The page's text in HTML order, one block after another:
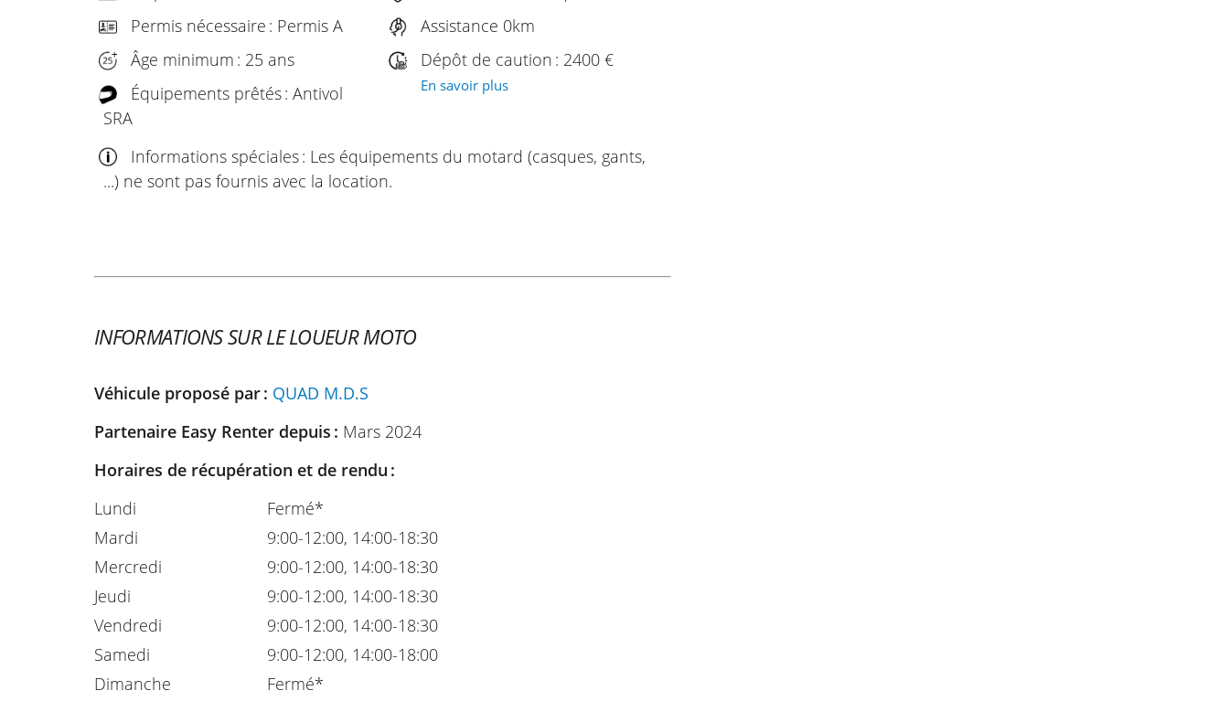
Permis nécessaire : Permis A
Âge minimum : 25 ans
Équipements prêtés : Antivol
SRA
Assistance 0km
Dépôt de caution : 2400 €
En savoir plus
Informations spéciales : Les équipements du motard (casques, gants,
...) ne sont pas fournis avec la location.
INFORMATIONS SUR LE LOUEUR MOTO
Véhicule proposé par : QUAD M.D.S
Partenaire Easy Renter depuis : Mars 2024
Horaires de récupération et de rendu :
Lundi
Mardi
Mercredi
Jeudi
Vendredi
Samedi
Dimanche
Fermé*
9:00-12:00, 14:00-18:30
9:00-12:00, 14:00-18:30
9:00-12:00, 14:00-18:30
9:00-12:00, 14:00-18:30
9:00-12:00, 14:00-18:00
Fermé*